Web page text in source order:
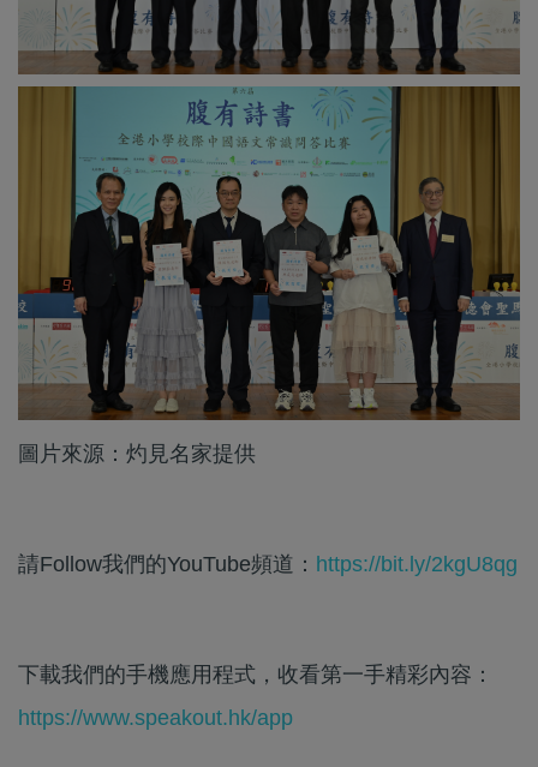
圖片來源：灼見名家提供
請Follow我們的YouTube頻道： https://bit.ly/2kgU8qg
下載我們的手機應用程式，收看第一手精彩內容：
https://www.speakout.hk/app